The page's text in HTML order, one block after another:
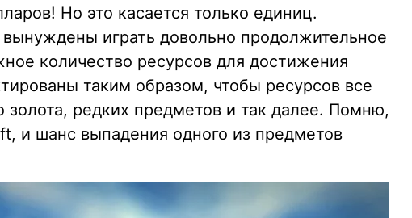
Но это касается только единиц.
играть довольно продолжительное
количество ресурсов для достижения
таким образом, чтобы ресурсов все
золота, редких предметов и так далее. Помню,
и шанс выпадения одного из предметов